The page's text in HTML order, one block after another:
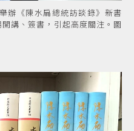
辦《陳水扁總統訪談錄》新書
講、簽書，引起高度關注。圖